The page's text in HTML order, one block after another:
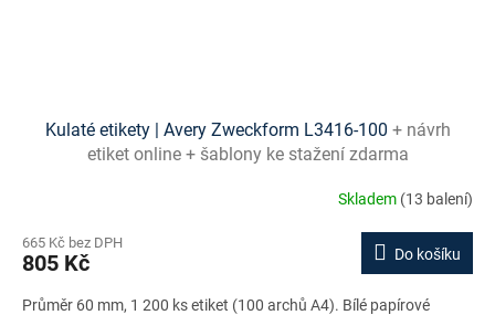
Kulaté etikety | Avery Zweckform L3416-100 + návrh
etiket online + šablony ke stažení zdarma
Skladem (13 balení)
665 Kč bez DPH
805 Kč Do košíku
Průměr 60 mm, 1 200 ks etiket (100 archů A4). Bílé papírové